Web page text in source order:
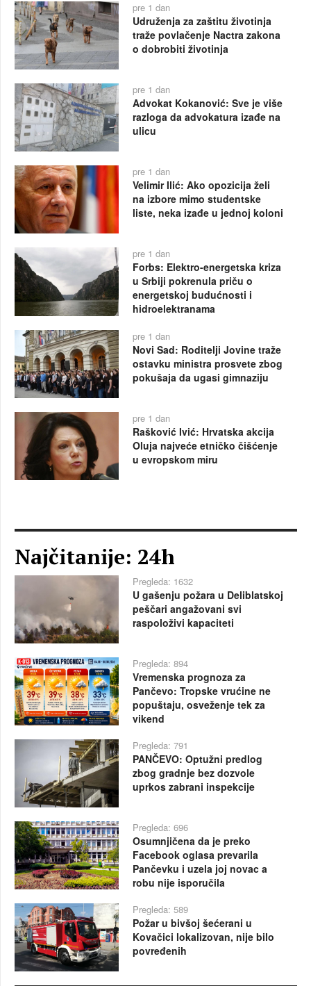
pre 1 dan
Udruženja za zaštitu životinja
traže povlačenje Nactra zakona
o dobrobiti životinja
pre 1 dan
Advokat Kokanović: Sve je više
razloga da advokatura izađe na
ulicu
pre 1 dan
Velimir Ilić: Ako opozicija želi
na izbore mimo studentske
liste, neka izađe u jednoj koloni
pre 1 dan
Forbs: Elektro-energetska kriza
u Srbiji pokrenula priču o
energetskoj budućnosti i
hidroelektranama
pre 1 dan
Novi Sad: Roditelji Jovine traže
ostavku ministra prosvete zbog
pokušaja da ugasi gimnaziju
pre 1 dan
Rašković Ivić: Hrvatska akcija
Oluja najveće etničko čišćenje
u evropskom miru
Najčitanije: 24h
Pregleda: 1632
U gašenju požara u Deliblatskoj
peščari angažovani svi
raspoloživi kapaciteti
Pregleda: 894
Vremenska prognoza za
Pančevo: Tropske vrućine ne
popuštaju, osveženje tek za
vikend
Pregleda: 791
PANČEVO: Optužni predlog
zbog gradnje bez dozvole
uprkos zabrani inspekcije
Pregleda: 696
Osumnjičena da je preko
Facebook oglasa prevarila
Pančevku i uzela joj novac a
robu nije isporučila
Pregleda: 589
Požar u bivšoj šećerani u
Kovačici lokalizovan, nije bilo
povređenih